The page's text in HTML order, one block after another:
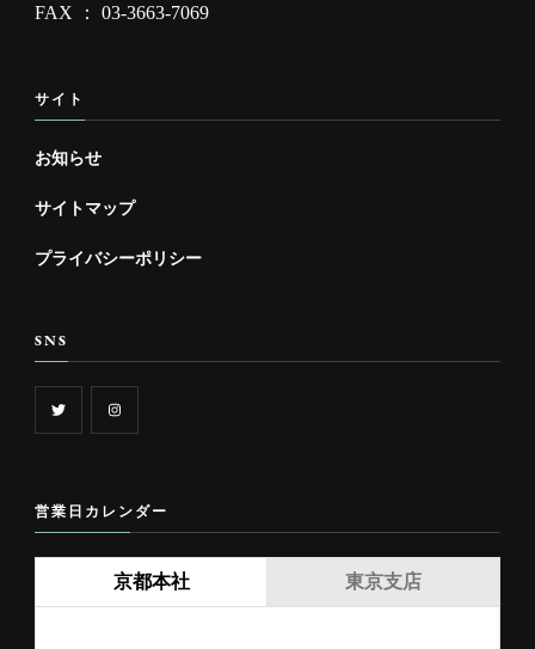
FAX ： 03-3663-7069
サイト
お知らせ
サイトマップ
プライバシーポリシー
SNS
営業日カレンダー
京都本社 東京支店